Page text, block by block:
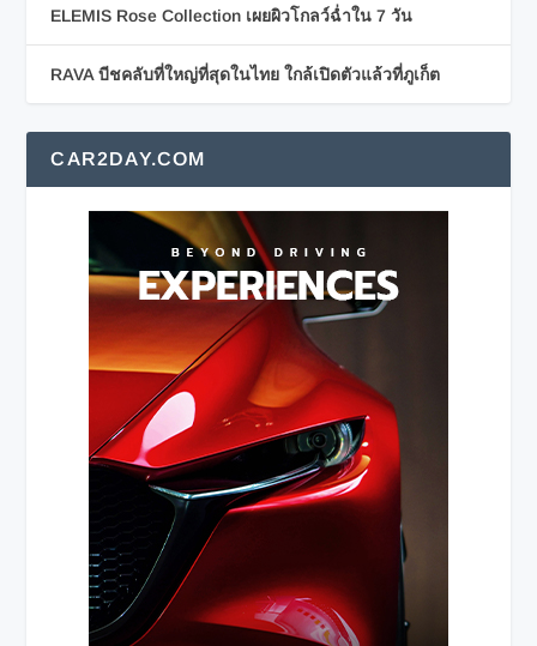
ELEMIS Rose Collection เผยผิวโกลว์ฉ่ำใน 7 วัน
RAVA บีชคลับที่ใหญ่ที่สุดในไทย ใกล้เปิดตัวแล้วที่ภูเก็ต
CAR2DAY.COM